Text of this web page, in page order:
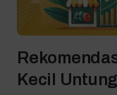
Kecil